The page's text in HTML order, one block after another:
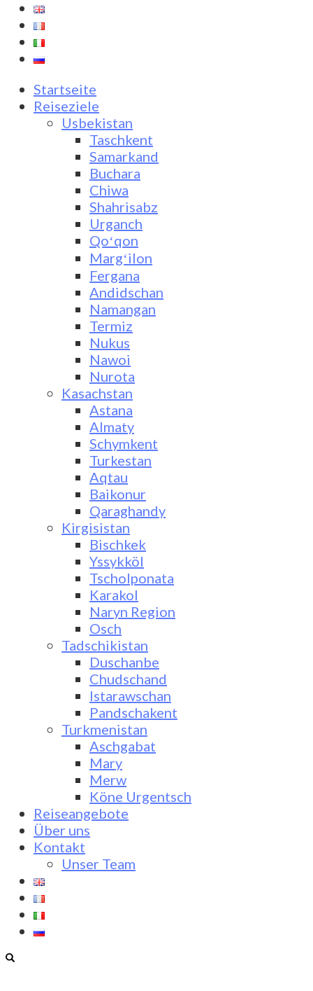
Startseite
Reiseziele
Usbekistan
Taschkent
Samarkand
Buchara
Chiwa
Shahrisabz
Urganch
Qoʻqon
Margʻilon
Fergana
Andidschan
Namangan
Termiz
Nukus
Nawoi
Nurota
Kasachstan
Astana
Almaty
Schymkent
Turkestan
Aqtau
Baikonur
Qaraghandy
Kirgisistan
Bischkek
Yssykköl
Tscholponata
Karakol
Naryn Region
Osch
Tadschikistan
Duschanbe
Chudschand
Istarawschan
Pandschakent
Turkmenistan
Aschgabat
Mary
Merw
Köne Urgentsch
Reiseangebote
Über uns
Kontakt
Unser Team